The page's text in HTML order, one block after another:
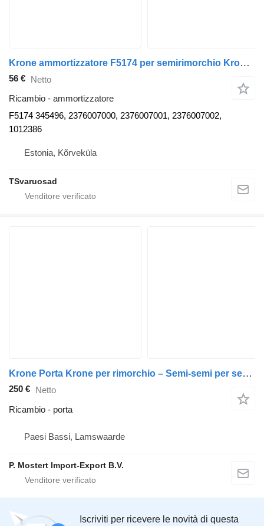
Krone ammortizzatore F5174 per semirimorchio Krone SDP27
56 € Netto
Ricambio - ammortizzatore
F5174 345496, 2376007000, 2376007001, 2376007002,
1012386
Estonia, Kõrveküla
TSvaruosad
Krone Porta Krone per rimorchio – Semi-semi per semirimorchio Krone Door
250 € Netto
Ricambio - porta
Paesi Bassi, Lamswaarde
P. Mostert Import-Export B.V.
Iscriviti per ricevere le novità di questa